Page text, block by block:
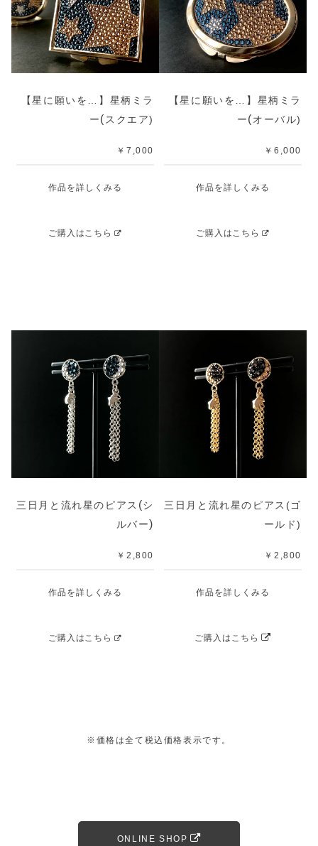
【星に願いを…】星柄ミラ
ー( スクエア)
￥7,000
作品を詳しくみる
ご購入はこちら
【星に願いを…】星柄ミラ
ー(オーバル)
￥ 6,000
作品を詳しくみる
ご購入はこちら
三日月と流れ星のピアス (シ
ルバー)
￥2,800
作品を詳しくみる
ご購入はこちら
三日月と流れ星のピアス (ゴ
ールド)
￥2,800
作品を詳しくみる
ご購入はこちら
※価格は全て税込価格表示です。
ONLINE SHOP